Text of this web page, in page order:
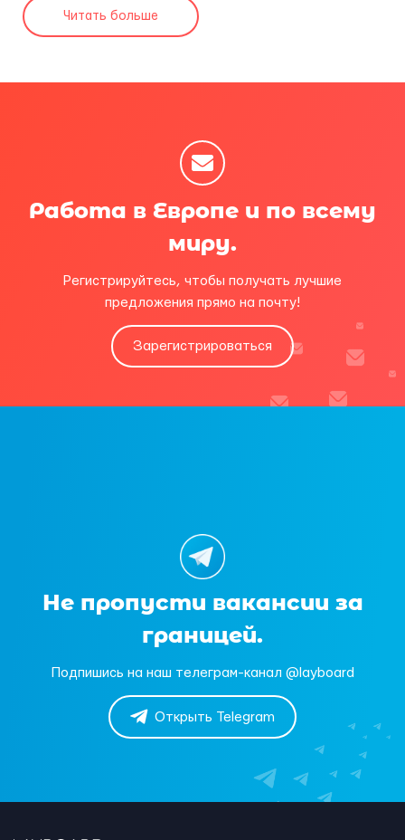
Читать больше
Работа в Европе и по всему
миру.
Регистрируйтесь, чтобы получать лучшие
предложения прямо на почту!
Зарегистрироваться
Не пропусти вакансии за
границей.
Подпишись на наш телеграм-канал @layboard
Открыть Telegram